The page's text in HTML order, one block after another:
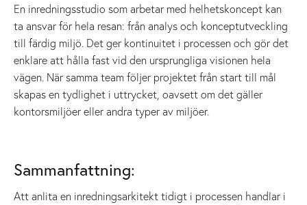
En inredningsstudio som arbetar med helhetskoncept kan
ta ansvar för hela resan: från analys och konceptutveckling
till färdig miljö. Det ger kontinuitet i processen och gör det
enklare att hålla fast vid den ursprungliga visionen hela
vägen. När samma team följer projektet från start till mål
skapas en tydlighet i uttrycket, oavsett om det gäller
kontorsmiljöer eller andra typer av miljöer.
Sammanfattning:
Att anlita en inredningsarkitekt tidigt i processen handlar i